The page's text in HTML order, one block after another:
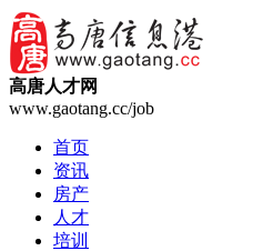
高唐人才网
www.gaotang.cc/job
首页
资讯
房产
人才
培训